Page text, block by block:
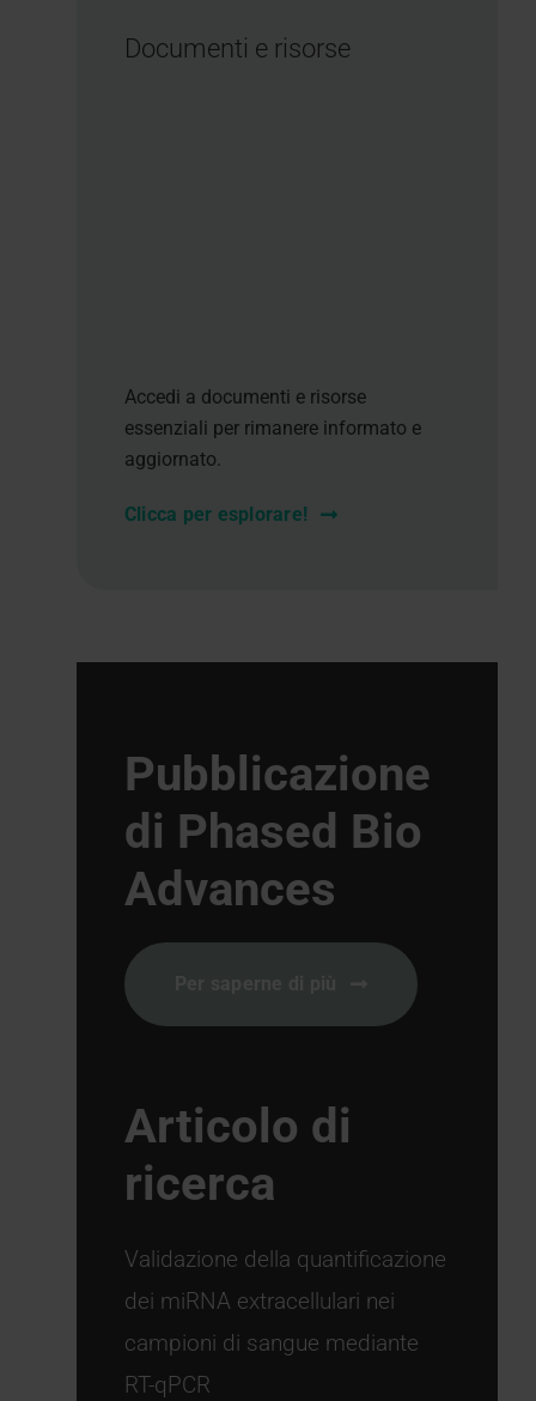
Documenti e risorse
Accedi a documenti e risorse
essenziali per rimanere informato e
aggiornato.
Clicca per esplorare!
Pubblicazione
di Phased Bio
Advances
Articolo di
ricerca
Validazione della quantificazione
dei miRNA extracellulari nei
campioni di sangue mediante
RT-qPCR